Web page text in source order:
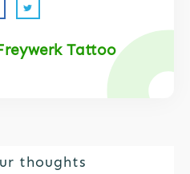
Tattoo
thoughts